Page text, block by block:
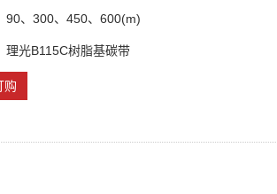
90、300、450、600(m)
理光B115C树脂基碳带
购